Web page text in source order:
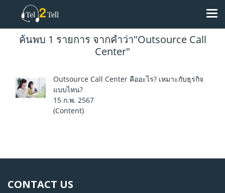
ค้นพบ 1 รายการ จากคำว่า"Outsource Call
Center"
Outsource Call Center คืออะไร? เหมาะกับธุรกิจ
แบบไหน?
15 ก.พ. 2567
(Content)
CONTACT US